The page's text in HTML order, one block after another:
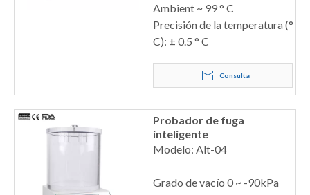
Ambient ~ 99 ° C
Precisión de la temperatura (°
C): ± 0.5 ° C
Consulta
Probador de fuga
inteligente
Modelo: Alt-04
Grado de vacío 0 ~ -90kPa